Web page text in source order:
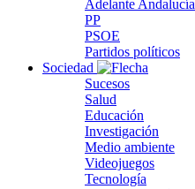
Adelante Andalucía
PP
PSOE
Partidos políticos
Sociedad
Sucesos
Salud
Educación
Investigación
Medio ambiente
Videojuegos
Tecnología